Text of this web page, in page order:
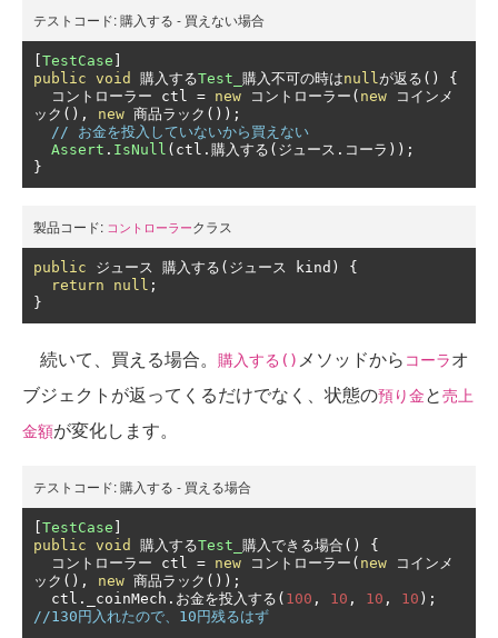
テストコード:購入する - 買えない場合
TestCase
public void 購入するTest_ 購入不可の時はnullが返る()
{
コントローラー ctl = new コントローラー( new
コインメ
ック(),
new 商品ラック());
// お金を投入していないから買えない
Assert . IsNull ( ctl .購入する(ジュース.コーラ));
}
製品コード: コントローラークラス
public ジュース 購入する(ジュース kind )
{
return
null ;
}
続いて、買える場合。 購入する() メソッドから コーラオ
ブジェクトが返ってくるだけでなく、状態の預り金と売上
金額が変化します。
テストコード:購入する - 買える場合
TestCase
public void 購入するTest_ 購入できる場合()
{
コントローラー ctl = new コントローラー( new
コインメ
ック(),
new 商品ラック());
  ctl
. _coinMech .お金を投入する( 100 , 10 , 10 , 10 );
//130円入れたので、10円残るはず